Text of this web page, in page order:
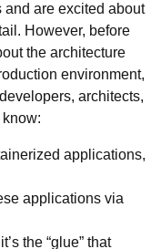
and are excited about
However, before
the architecture
environment,
architects,
applications,
applications via
the “glue” that